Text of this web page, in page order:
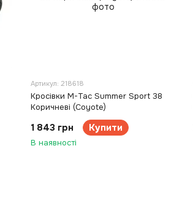
Артикул: 218618
Кросівки M-Tac Summer Sport 38
Коричневі (Coyote)
1 843 грн Купити
В наявності